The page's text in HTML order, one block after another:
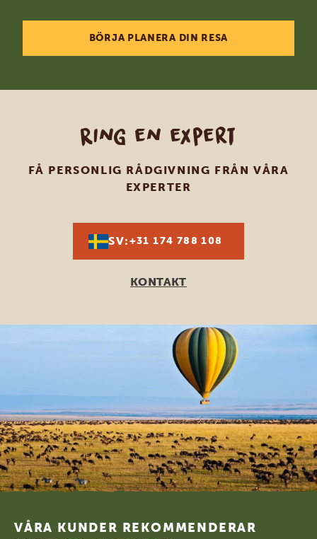
BÖRJA PLANERA DIN RESA
Ring en expert
FÅ PERSONLIG RÅDGIVNING FRÅN VÅRA
EXPERTER
SV:+31 174 788 108
KONTAKT
Footer
VÅRA KUNDER REKOMMENDERAR